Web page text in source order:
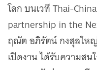
โลก บนเวที Thai-
partnership in the
ฤณัต อภิรัตน์ กงสุลให
เปิดงาน ได้รับความส